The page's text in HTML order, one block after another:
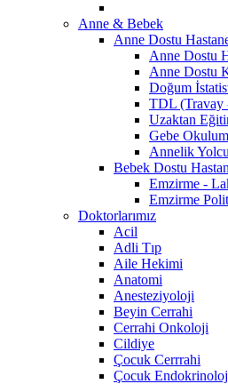
Anne & Bebek
Anne Dostu
Anne Dostu
Anne Dostu
Doğum
TDL (Travay
Uzaktan
Gebe
Annelik
Bebek Dostu
Emzirme -
Emzirme
Doktorlarımız
Acil
Adli Tıp
Aile Hekimi
Anatomi
Anesteziyoloji
Beyin Cerrahi
Cerrahi Onkoloji
Cildiye
Çocuk Cerrrahi
Çocuk